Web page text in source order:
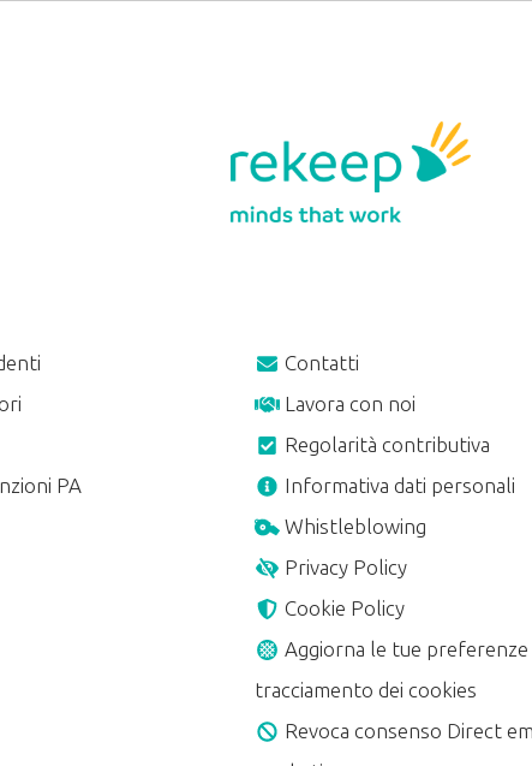
PA
Contatti
Lavora con noi
Regolarità contributiva
Informativa dati personali
Whistleblowing
Privacy Policy
Cookie Policy
Aggiorna le tue preferenze
tracciamento dei cookies
Revoca consenso Direct